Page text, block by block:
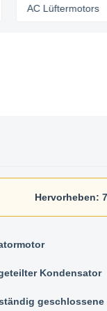
AC Lüftermotors
Hervorheben:
Kondensator